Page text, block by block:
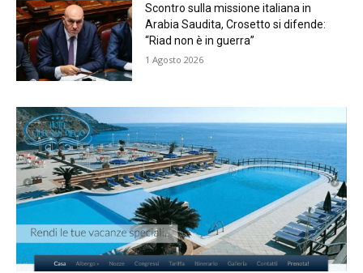
Scontro sulla missione italiana in
Arabia Saudita, Crosetto si difende:
“Riad non è in guerra”
1 Agosto 2026